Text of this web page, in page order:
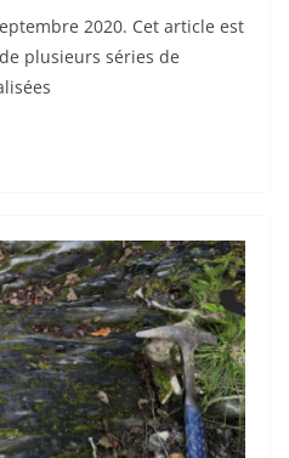
2020. Cet article est
plusieurs séries de